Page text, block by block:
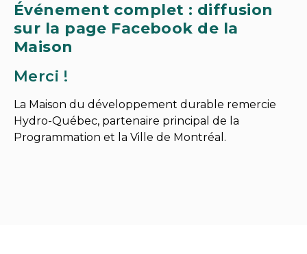
Événement complet : diffusion
sur la page Facebook de la
Maison
Merci !
La Maison du développement durable remercie
Hydro-Québec, partenaire principal de la
Programmation et la Ville de Montréal.